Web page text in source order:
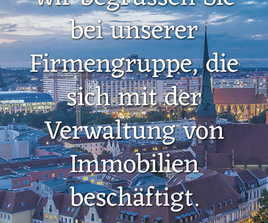
bei unserer
Firmengruppe, die
sich mit der
Verwaltung von
Immobilien
beschäftigt.